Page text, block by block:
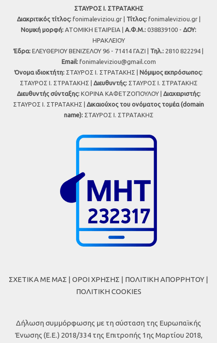
ΣΤΑΥΡΟΣ Ι. ΣΤΡΑΤΑΚΗΣ
Διακριτικός τίτλος:fonimaleviziou.gr | Τίτλος:fonimaleviziou.gr |
Νομική μορφή: ΑΤΟΜΙΚΗ ΕΤΑΙΡΕΙΑ | Α.Φ.Μ.: 038839100 - ΔΟΥ:
ΗΡΑΚΛΕΙΟΥ
Έδρα: ΕΛΕΥΘΕΡΙΟΥ ΒΕΝΙΖΕΛΟΥ 96 - 71414 ΓΑΖΙ | Τηλ.: 2810 822294 |
Εmail: fonimaleviziou@gmail.com
Όνομα ιδιοκτήτη: ΣΤΑΥΡΟΣ Ι. ΣΤΡΑΤΑΚΗΣ | Νόμιμος εκπρόσωπος:
ΣΤΑΥΡΟΣ Ι. ΣΤΡΑΤΑΚΗΣ | Διευθυντής:ΣΤΑΥΡΟΣ Ι. ΣΤΡΑΤΑΚΗΣ
Διευθυντής σύνταξης:ΚΟΡΙΝΑ ΚΑΦΕΤΖΟΠΟΥΛΟΥ | Διαχειριστής:
ΣΤΑΥΡΟΣ Ι. ΣΤΡΑΤΑΚΗΣ | Δικαιούχος του ονόματος τομέα (domain
name):ΣΤΑΥΡΟΣ Ι. ΣΤΡΑΤΑΚΗΣ
ΣΧΕΤΙΚΑ ΜΕ ΜΑΣ | ΟΡΟΙ ΧΡΗΣΗΣ | ΠΟΛΙΤΙΚΗ ΑΠΟΡΡΗΤΟΥ |
ΠΟΛΙΤΙΚΗ COOKIES
Δήλωση συμμόρφωσης με τη σύσταση της Ευρωπαϊκής
Ένωσης (Ε.Ε.) 2018/334 της Επιτροπής 1ης Μαρτίου 2018,